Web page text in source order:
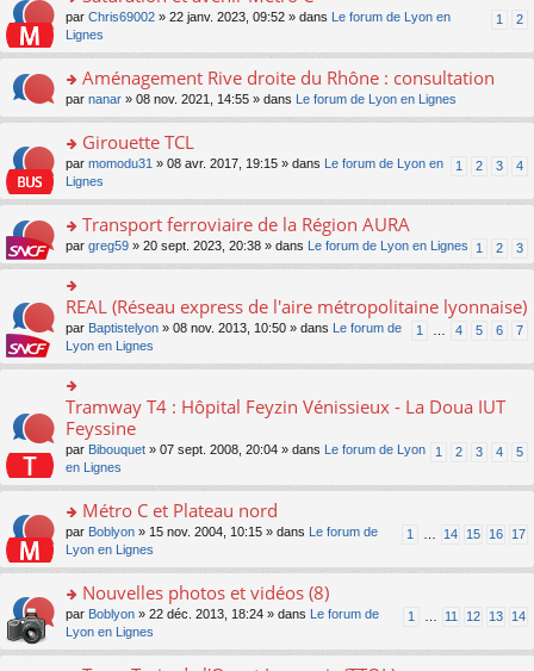
e
nt
u
ré
e
nt
lu
u
s
ré
e
nt
e
n
o
n
le
u
s
ré
c
nt
s
s
e
n
o
n
le
s
ré
c
e
nt
er
le
m
e
s
s
e
n
o
n
lu
pl
s
ré
c
nt
o
s
er
le
m
e
s
s
e
n
o
n
lu
pl
ré
e
nt
1 2
par Chris69002 » 22 janv. 2023, 09:52 » dans
Le forum de Lyon en
Lignes
o
n
ult
er
le
m
e
s
a
e
n
o
n
lu
le
pl
u
s
ré
c
e
nt
Aménagement Rive droite du Rhône : consultation
par nanar » 08 nov. 2021, 14:55 » dans Le forum de Lyon en Lignes
o
s
er
le
m
e
s
s
a
e
o
n
lu
le
pl
s
ré
c
e
nt
Girouette TCL
1 2 3 4
par momodu31 » 08 avr. 2017, 19:15 » dans
Le forum de Lyon en
Lignes
o
n
s
ult
er
le
m
e
s
a
e
n
lu
le
pl
s
ré
c
e
Transport ferroviaire de la Région AURA
1 2 3
par greg59 » 20 sept. 2023, 20:38 » dans Le forum de Lyon en Lignes
o
n
s
le
m
e
s
s
a
e
n
o
n
lu
le
pl
REAL (Réseau express de l'aire métropolitaine lyonnaise)
1 4 5 6 7
par Baptistelyon » 08 nov. 2013, 10:50 » dans
Le forum de
Lyon en Lignes
o
n
ult
le
m
e
s
s
g
e
n
o
Tramway T4 : Hôpital Feyzin Vénissieux - La Doua IUT
Feyssine
1 2 3 4 5
par Bibouquet » 07 sept. 2008, 20:04 » dans
Le forum de Lyon
en Lignes
o
s
er
le
m
e
Métro C et Plateau nord
1 14 15 16 17
par Boblyon » 15 nov. 2004, 10:15 » dans
Le forum de
Lyon en Lignes
o
s
Nouvelles photos et vidéos (8)
1 11 12 13 14
par Boblyon » 22 déc. 2013, 18:24 » dans
Le forum de
Lyon en Lignes